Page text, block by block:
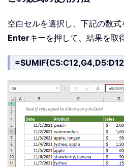
空白セルを選択し、下記の数式
Enterキーを押して、結果を取